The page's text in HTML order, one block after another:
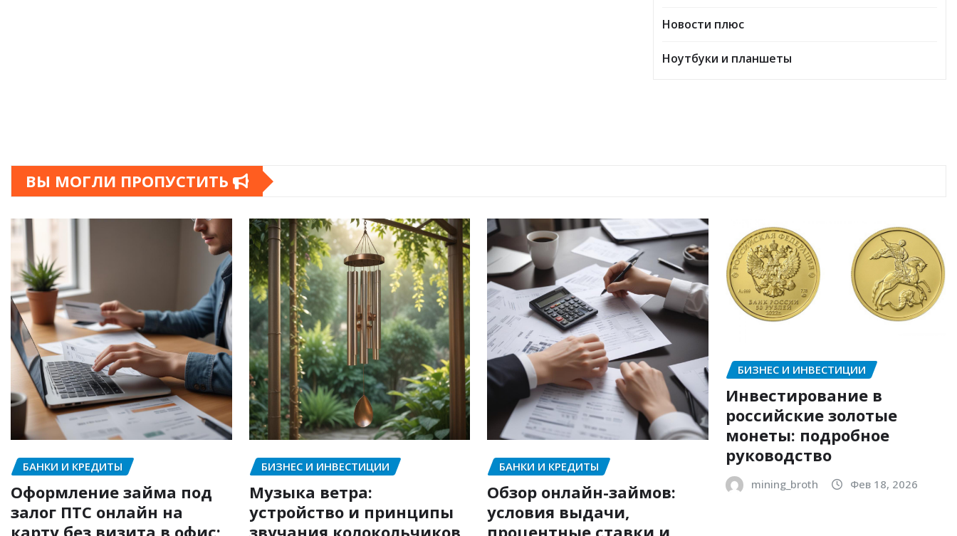
Новости плюс
Ноутбуки и планшеты
ВЫ МОГЛИ ПРОПУСТИТЬ
БАНКИ И КРЕДИТЫ
Оформление займа под
залог ПТС онлайн на
БИЗНЕС И ИНВЕСТИЦИИ
Музыка ветра:
устройство и принципы
БАНКИ И КРЕДИТЫ
Обзор онлайн-займов:
условия выдачи,
БИЗНЕС И ИНВЕСТИЦИИ
Инвестирование в
российские золотые
монеты: подробное
руководство
mining_broth Фев 18, 2026